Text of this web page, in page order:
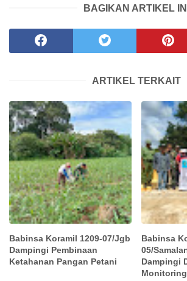
BAGIKAN ARTIKEL INI
ARTIKEL TERKAIT
Babinsa Koramil 1209-07/Jgb
Dampingi Pembinaan
Ketahanan Pangan Petani
Babinsa
05/
Dampingi